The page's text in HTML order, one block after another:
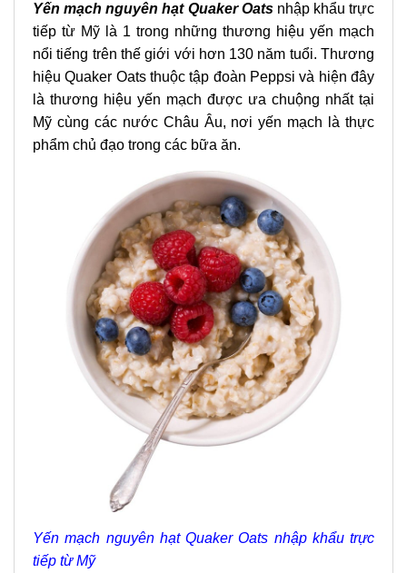
Yến mạch nguyên hạt Quaker Oatsnhập khẩu trực
tiếp từ Mỹ là 1 trong những thương hiệu yến mạch
nổi tiếng trên thế giới với hơn 130 năm tuổi. Thương
hiệu Quaker Oats thuộc tập đoàn Peppsi và hiện đây
là thương hiệu yến mạch được ưa chuộng nhất tại
Mỹ cùng các nước Châu Âu, nơi yến mạch là thực
phẩm chủ đạo trong các bữa ăn.
Yến mạch nguyên hạt Quaker Oats nhập khẩu trực
tiếp từ Mỹ